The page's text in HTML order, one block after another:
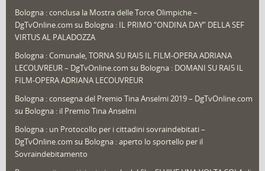
Redazioni(1.050)
Speciali (22)
Sport
That's Bologna Magazine(25)
Video (archivio) (263)
Bologna : conclusa la Mostra delle Torce Olimpiche –
DgTvOnline.com su Bologna : IL PRIMO “ONDINA DAY” DELLA SEF
VIRTUS AL PALADOZZA
Bologna : Comunale, TORNA SU RAI5 IL FILM-OPERA ADRIANA
LECOUVREUR – DgTvOnline.com su Bologna : DOMANI SU RAI5 IL
FILM-OPERA ADRIANA LECOUVREUR
Bologna : consegna del Premio Tina Anselmi 2019 – DgTvOnline.com
su Bologna : il Premio Tina Anselmi
Bologna : un Protocollo per i cittadini sovraindebitati –
DgTvOnline.com su Bologna : aperto lo sportello per il
Sovraindebitamento